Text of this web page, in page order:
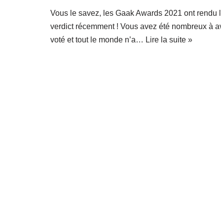
Vous le savez, les Gaak Awards 2021 ont rendu
verdict récemment ! Vous avez été nombreux à
voté et tout le monde n’a… Lire la suite »